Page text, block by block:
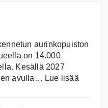
aurinkopuiston
on 14.000
Kesällä 2027
avulla… Lue lisää: